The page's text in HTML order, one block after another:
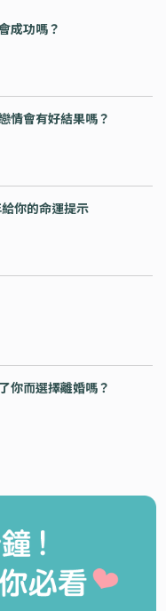
成功嗎？
情會有好結果嗎？
你的命運提示
你而選擇離婚嗎？